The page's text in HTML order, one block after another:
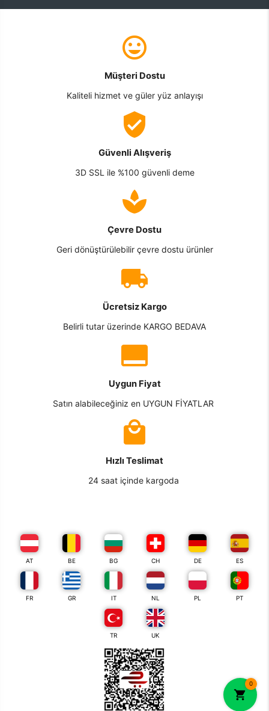
0
Müşteri Dostu
Kaliteli hizmet ve güler yüz anlayışı
Güvenli Alışveriş
3D SSL ile %100 güvenli deme
Çevre Dostu
Geri dönüştürülebilir çevre dostu ürünler
Ücretsiz Kargo
Belirli tutar üzerinde KARGO BEDAVA
Uygun Fiyat
Satın alabileceğiniz en UYGUN FİYATLAR
Hızlı Teslimat
24 saat içinde kargoda
AT BE BG CH DE ES
FR GR IT NL PL PT
TR UK